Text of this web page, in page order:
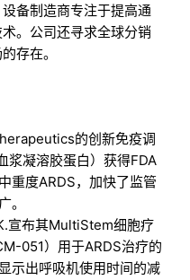
备制造商专注于提高通
。公司还寻求全球分销
存在。
的创新免疫调
浆凝溶胶蛋白）获得FDA
重度ARDS，加快了监管
。
宣布其MultiStem细胞疗
051）用于ARDS治疗的
示出呼吸机使用时间的减